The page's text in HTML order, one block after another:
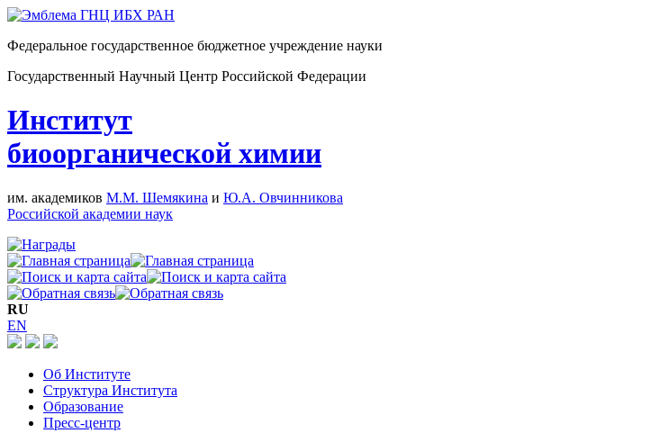
Федеральное государственное бюджетное учреждение науки
Государственный Научный Центр Российской Федерации
Институт
биоорганической химии
им. академиков М.М. Шемякина и Ю.А. Овчинникова
Российской академии наук
RU
EN
Об Институте
Структура Института
Образование
Пресс-центр